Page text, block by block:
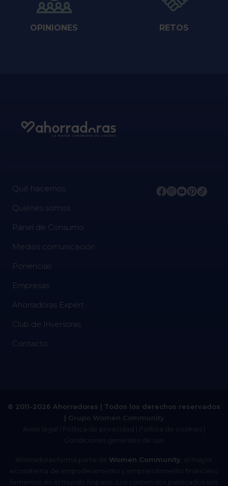
OPINIONES RETOS
Qué hacemos
Quiénes somos
Panel de Consumo
Medios comunicación
Ponencias
Empresas
Ahorradoras Expert
Club de Inversoras
Contacto
© 2011-2026 Ahorradoras | Todos los derechos reservados
| Grupo Women Community
Aviso legal
Política de privacidad Política de cookies
Condiciones generales de uso
Ahorradoras forma parte de Women Community , el mayor
ecosistema de empoderamiento y emprendimiento financiero
femenino en el mundo hispano. Los contenidos publicados son